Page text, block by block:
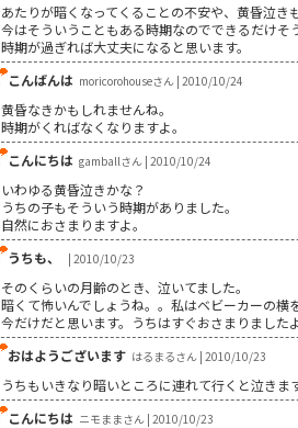
あたりが暗くなってくることの不安や、黄昏泣き
今はそういうこともある時期なのでできるだけそ
時期が過ぎれば大丈夫になると思います。
こんばんは moricorohouseさん | 2010/10/24
黄昏なきかもしれませんね。
時期がくればなくなりますよ。
こんにちは gamballさん | 2010/10/24
いわゆる黄昏泣きかな？
うちの子もそういう時期がありました。
自然におさまりますよ。
うちも、
| 2010/10/23
そのくらいの月齢のとき、泣いてました。
暗くて怖いんでしょうね。。私はベビーカーの横
今だけだと思います。うちはすぐおさまりました
おはようございます はるまるさん | 2010/10/23
うちもいきなり暗いところに連れて行くと泣きま
こんにちは ニモままさん | 2010/10/23